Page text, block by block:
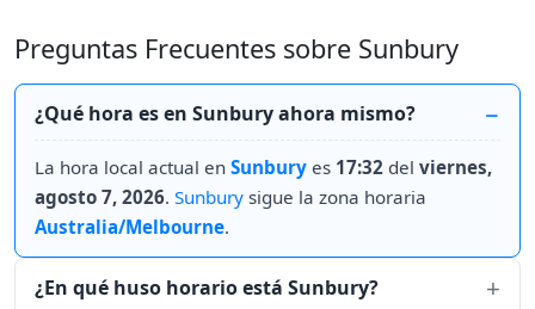
Preguntas Frecuentes sobre Sunbury
¿Qué hora es en Sunbury ahora mismo?
La hora local actual en Sunbury es 17:32 del viernes,
agosto 7, 2026. Sunbury sigue la zona horaria
Australia/Melbourne.
¿En qué huso horario está Sunbury?